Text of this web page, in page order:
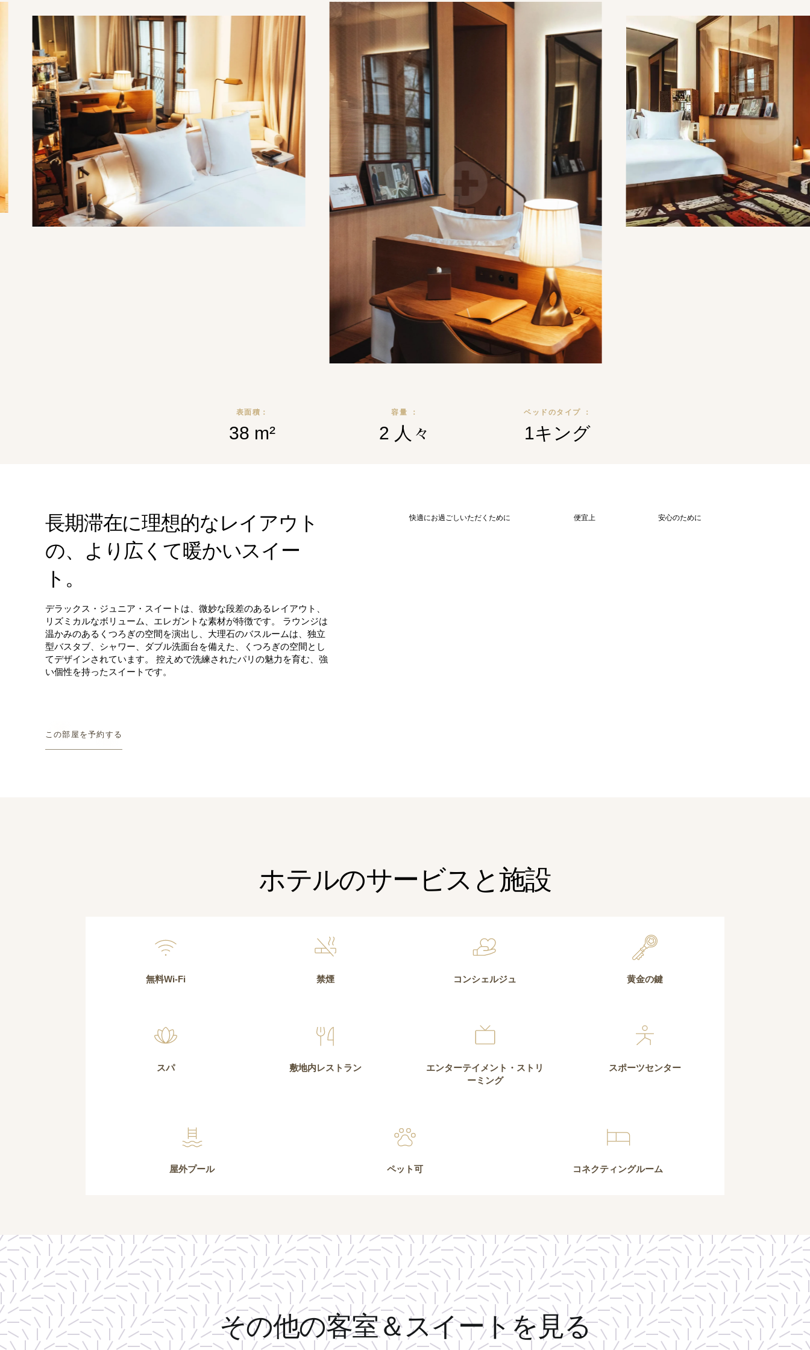
表面積：
38 m²
容量 ：
2 人々
ベッドのタイプ ：
1キング
快適にお過ごしいただくために 便宜上 安心のために
長期滞在に理想的なレイアウト
の、より広くて暖かいスイー
ト。
デラックス・ジュニア・スイートは、微妙な段差のあるレイアウト、
リズミカルなボリューム、エレガントな素材が特徴です。 ラウンジは
温かみのあるくつろぎの空間を演出し、大理石のバスルームは、独立
型バスタブ、シャワー、ダブル洗面台を備えた、くつろぎの空間とし
てデザインされています。 控えめで洗練されたパリの魅力を育む、強
い個性を持ったスイートです。
この部屋を予約する
ホテルのサービスと施設
無料Wi-Fi 禁煙 コンシェルジュ 黄金の鍵
スパ 敷地内レストラン
エンターテイメント・ストリ
ーミング
スポーツセンター
屋外プール ペット可 コネクティングルーム
その他の客室＆スイートを見る
フィットネス＆スパ
イベント＆会議
体験＆観光
フォトギャラリー
よくある質問
ギフト